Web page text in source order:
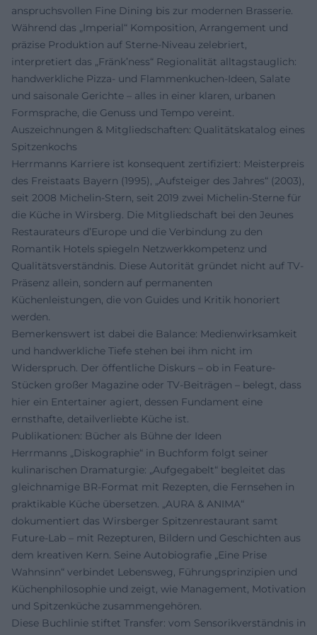
anspruchsvollen Fine Dining bis zur modernen Brasserie.
Während das „Imperial“ Komposition, Arrangement und
präzise Produktion auf Sterne-Niveau zelebriert,
interpretiert das „Fränk’ness“ Regionalität alltagstauglich:
handwerkliche Pizza- und Flammenkuchen-Ideen, Salate
und saisonale Gerichte – alles in einer klaren, urbanen
Formsprache, die Genuss und Tempo vereint.
Auszeichnungen & Mitgliedschaften: Qualitätskatalog eines
Spitzenkochs
Herrmanns Karriere ist konsequent zertifiziert: Meisterpreis
des Freistaats Bayern (1995), „Aufsteiger des Jahres“ (2003),
seit 2008 Michelin-Stern, seit 2019 zwei Michelin-Sterne für
die Küche in Wirsberg. Die Mitgliedschaft bei den Jeunes
Restaurateurs d’Europe und die Verbindung zu den
Romantik Hotels spiegeln Netzwerkkompetenz und
Qualitätsverständnis. Diese Autorität gründet nicht auf TV-
Präsenz allein, sondern auf permanenten
Küchenleistungen, die von Guides und Kritik honoriert
werden.
Bemerkenswert ist dabei die Balance: Medienwirksamkeit
und handwerkliche Tiefe stehen bei ihm nicht im
Widerspruch. Der öffentliche Diskurs – ob in Feature-
Stücken großer Magazine oder TV-Beiträgen – belegt, dass
hier ein Entertainer agiert, dessen Fundament eine
ernsthafte, detailverliebte Küche ist.
Publikationen: Bücher als Bühne der Ideen
Herrmanns „Diskographie“ in Buchform folgt seiner
kulinarischen Dramaturgie: „Aufgegabelt“ begleitet das
gleichnamige BR-Format mit Rezepten, die Fernsehen in
praktikable Küche übersetzen. „AURA & ANIMA“
dokumentiert das Wirsberger Spitzenrestaurant samt
Future-Lab – mit Rezepturen, Bildern und Geschichten aus
dem kreativen Kern. Seine Autobiografie „Eine Prise
Wahnsinn“ verbindet Lebensweg, Führungsprinzipien und
Küchenphilosophie und zeigt, wie Management, Motivation
und Spitzenküche zusammengehören.
Diese Buchlinie stiftet Transfer: vom Sensorikverständnis in